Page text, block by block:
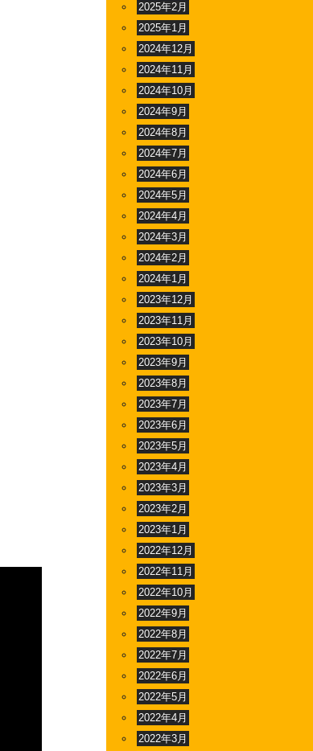
2025年2月
2025年1月
2024年12月
2024年11月
2024年10月
2024年9月
2024年8月
2024年7月
2024年6月
2024年5月
2024年4月
2024年3月
2024年2月
2024年1月
2023年12月
2023年11月
2023年10月
2023年9月
2023年8月
2023年7月
2023年6月
2023年5月
2023年4月
2023年3月
2023年2月
2023年1月
2022年12月
2022年11月
2022年10月
2022年9月
2022年8月
2022年7月
2022年6月
2022年5月
2022年4月
2022年3月